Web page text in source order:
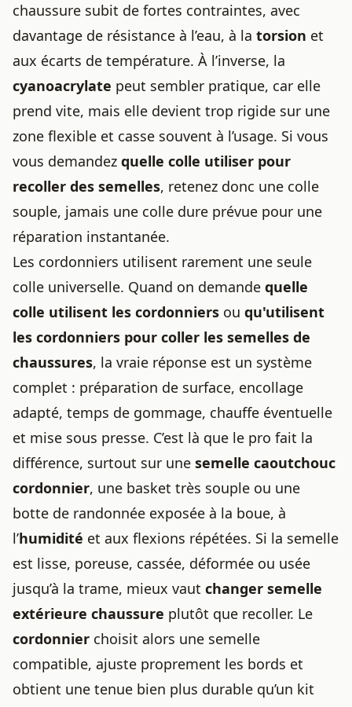
chaussure subit de fortes contraintes, avec
davantage de résistance à l’eau, à la torsion et
aux écarts de température. À l’inverse, la
cyanoacrylate peut sembler pratique, car elle
prend vite, mais elle devient trop rigide sur une
zone flexible et casse souvent à l’usage. Si vous
vous demandez quelle colle utiliser pour
recoller des semelles, retenez donc une colle
souple, jamais une colle dure prévue pour une
réparation instantanée.
Les cordonniers utilisent rarement une seule
colle universelle. Quand on demande quelle
colle utilisent les cordonniers ou qu'utilisent
les cordonniers pour coller les semelles de
chaussures, la vraie réponse est un système
complet : préparation de surface, encollage
adapté, temps de gommage, chauffe éventuelle
et mise sous presse. C’est là que le pro fait la
différence, surtout sur une semelle caoutchouc
cordonnier, une basket très souple ou une
botte de randonnée exposée à la boue, à
l’humidité et aux flexions répétées. Si la semelle
est lisse, poreuse, cassée, déformée ou usée
jusqu’à la trame, mieux vaut changer semelle
extérieure chaussure plutôt que recoller. Le
cordonnier choisit alors une semelle
compatible, ajuste proprement les bords et
obtient une tenue bien plus durable qu’un kit